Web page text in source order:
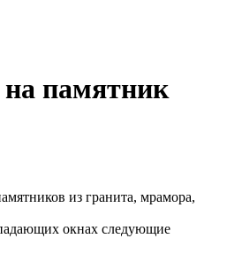
памятник
из гранита, мрамора,
окнах следующие